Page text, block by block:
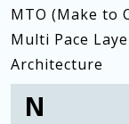
MTO (Make to
Multi Pace
Architecture
N